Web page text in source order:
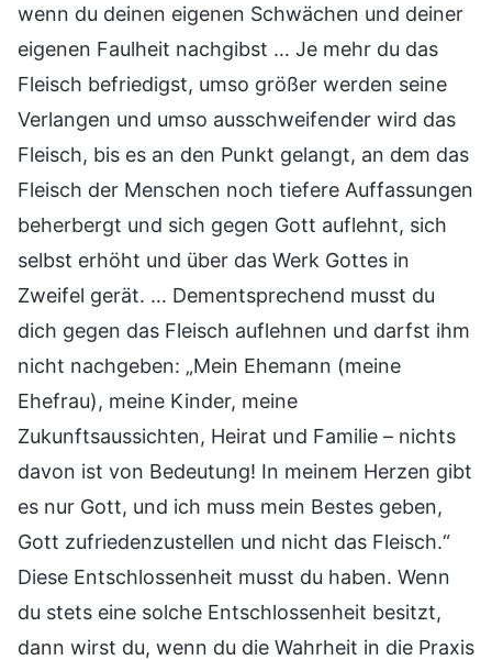
wenn du deinen eigenen Schwächen und deiner
eigenen Faulheit nachgibst … Je mehr du das
Fleisch befriedigst, umso größer werden seine
Verlangen und umso ausschweifender wird das
Fleisch, bis es an den Punkt gelangt, an dem das
Fleisch der Menschen noch tiefere Auffassungen
beherbergt und sich gegen Gott auflehnt, sich
selbst erhöht und über das Werk Gottes in
Zweifel gerät. … Dementsprechend musst du
dich gegen das Fleisch auflehnen und darfst ihm
nicht nachgeben: „Mein Ehemann (meine
Ehefrau), meine Kinder, meine
Zukunftsaussichten, Heirat und Familie – nichts
davon ist von Bedeutung! In meinem Herzen gibt
es nur Gott, und ich muss mein Bestes geben,
Gott zufriedenzustellen und nicht das Fleisch.“
Diese Entschlossenheit musst du haben. Wenn
du stets eine solche Entschlossenheit besitzt,
dann wirst du, wenn du die Wahrheit in die Praxis